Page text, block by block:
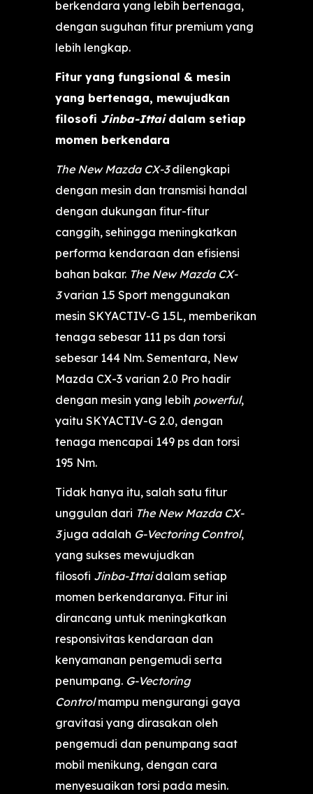
berkendara yang lebih bertenaga,
dengan suguhan fitur premium yang
lebih lengkap.
Fitur yang fungsional & mesin
yang bertenaga, mewujudkan
filosofi Jinba-Ittaidalam setiap
momen berkendara
The New Mazda CX-3dilengkapi
dengan mesin dan transmisi handal
dengan dukungan fitur-fitur
canggih, sehingga meningkatkan
performa kendaraan dan efisiensi
bahan bakar. The New Mazda CX-
3varian 1.5 Sport menggunakan
mesin SKYACTIV-G 1.5L, memberikan
tenaga sebesar 111 ps dan torsi
sebesar 144 Nm. Sementara, New
Mazda CX-3 varian 2.0 Pro hadir
dengan mesin yang lebih powerful,
yaitu SKYACTIV-G 2.0, dengan
tenaga mencapai 149 ps dan torsi
195 Nm.
Tidak hanya itu, salah satu fitur
unggulan dari The New Mazda CX-
3juga adalah G-Vectoring Control,
yang sukses mewujudkan
filosofi Jinba-Ittaidalam setiap
momen berkendaranya. Fitur ini
dirancang untuk meningkatkan
responsivitas kendaraan dan
kenyamanan pengemudi serta
penumpang. G-Vectoring
Controlmampu mengurangi gaya
gravitasi yang dirasakan oleh
pengemudi dan penumpang saat
mobil menikung, dengan cara
menyesuaikan torsi pada mesin.